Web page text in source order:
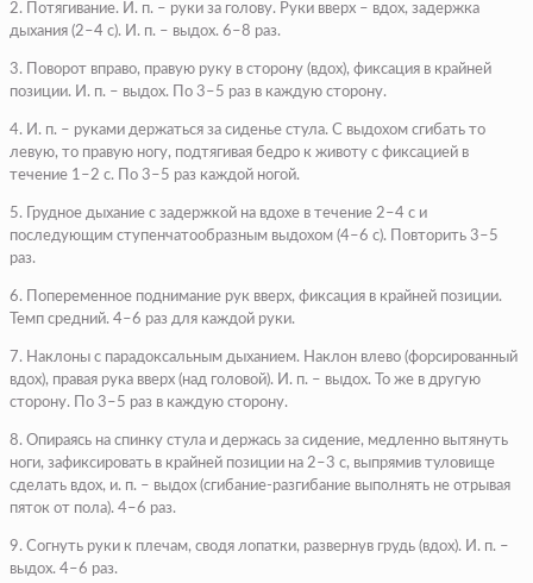
2. Потягивание. И. п. – руки за голову. Руки вверх – вдох, задержка
дыхания (2–4 с). И. п. – выдох. 6–8 раз.
3. Поворот вправо, правую руку в сторону (вдох), фиксация в крайней
позиции. И. п. – выдох. По 3–5 раз в каждую сторону.
4. И. п. – руками держаться за сиденье стула. С выдохом сгибать то
левую, то правую ногу, подтягивая бедро к животу с фиксацией в
течение 1–2 с. По 3–5 раз каждой ногой.
5. Грудное дыхание с задержкой на вдохе в течение 2–4 с и
последующим ступенчатообразным выдохом (4–6 с). Повторить 3–5
раз.
6. Попеременное поднимание рук вверх, фиксация в крайней позиции.
Темп средний. 4–6 раз для каждой руки.
7. Наклоны с парадоксальным дыханием. Наклон влево (форсированный
вдох), правая рука вверх (над головой). И. п. – выдох. То же в другую
сторону. По 3–5 раз в каждую сторону.
8. Опираясь на спинку стула и держась за сидение, медленно вытянуть
ноги, зафиксировать в крайней позиции на 2–3 с, выпрямив туловище
сделать вдох, и. п. – выдох (сгибание-разгибание выполнять не отрывая
пяток от пола). 4–6 раз.
9. Согнуть руки к плечам, сводя лопатки, развернув грудь (вдох). И. п. –
выдох. 4–6 раз.